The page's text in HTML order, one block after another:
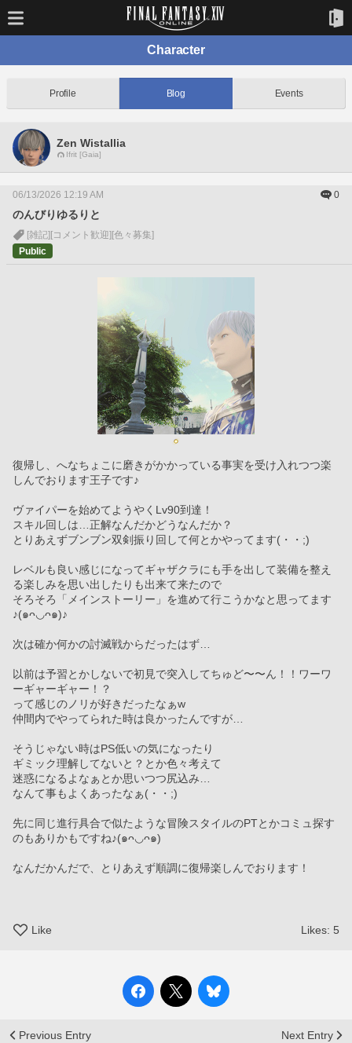
Character
Profile Blog Events
Zen Wistallia
Ifrit [Gaia]
06/13/2026 12:19 AM 0
のんびりゆるりと
[雑記] [コメント歓迎] [色々募集]
Public
復帰し、へなちょこに磨きがかかっている事実を受け入れつつ楽
しんでおります王子です♪
ヴァイパーを始めてようやくLv90到達！
スキル回しは…正解なんだかどうなんだか？
とりあえずブンブン双剣振り回して何とかやってます(・・;)
レベルも良い感じになってギャザクラにも手を出して装備を整え
る楽しみを思い出したりも出来て来たので
そろそろ「メインストーリー」を進めて行こうかなと思ってます
♪(๑ᴖ◡ᴖ๑)♪
次は確か何かの討滅戦からだったはず…
以前は予習とかしないで初見で突入してちゅど〜〜ん！！ワーワ
ーギャーギャー！？
って感じのノリが好きだったなぁw
仲間内でやってられた時は良かったんですが…
そうじゃない時はPS低いの気になったり
ギミック理解してないと？とか色々考えて
迷惑になるよなぁとか思いつつ尻込み…
なんて事もよくあったなぁ(・・;)
先に同じ進行具合で似たような冒険スタイルのPTとかコミュ探す
のもありかもですね♪(๑ᴖ◡ᴖ๑)
なんだかんだで、とりあえず順調に復帰楽しんでおります！
Like Likes: 5
Previous Entry Next Entry